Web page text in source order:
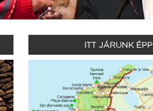
ITT JÁRUNK ÉPP